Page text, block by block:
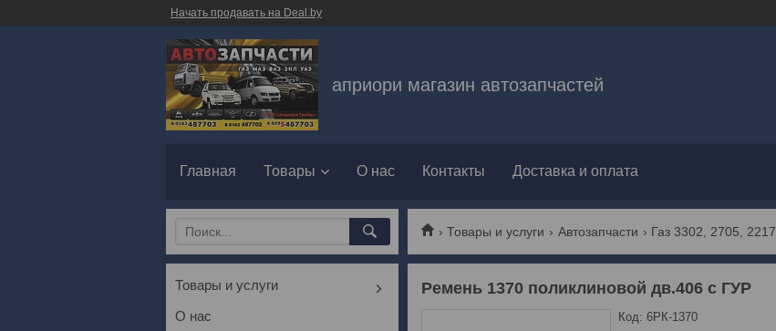
Начать продавать на Deal.by
априори магазин автозапчастей
Главная Товары О нас Контакты Доставка и оплата
Товары и услуги Автозапчасти Газ 3302, 2705, 2217
Ремень 1370 поликлиновой дв.406 с ГУР
Код: 6РК-1370
Товары и услуги
О нас